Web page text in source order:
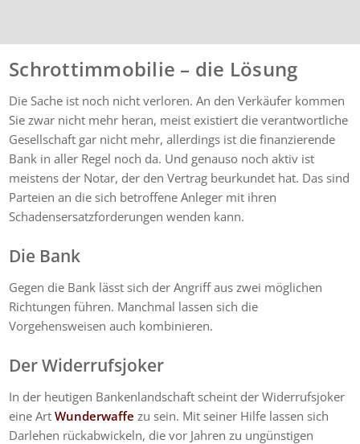
Schrottimmobilie – die Lösung
Die Sache ist noch nicht verloren. An den Verkäufer kommen
Sie zwar nicht mehr heran, meist existiert die verantwortliche
Gesellschaft gar nicht mehr, allerdings ist die finanzierende
Bank in aller Regel noch da. Und genauso noch aktiv ist
meistens der Notar, der den Vertrag beurkundet hat. Das sind
Parteien an die sich betroffene Anleger mit ihren
Schadensersatzforderungen wenden kann.
Die Bank
Gegen die Bank lässt sich der Angriff aus zwei möglichen
Richtungen führen. Manchmal lassen sich die
Vorgehensweisen auch kombinieren.
Der Widerrufsjoker
In der heutigen Bankenlandschaft scheint der Widerrufsjoker
eine ArtWunderwaffe zu sein. Mit seiner Hilfe lassen sich
Darlehen rückabwickeln, die vor Jahren zu ungünstigen